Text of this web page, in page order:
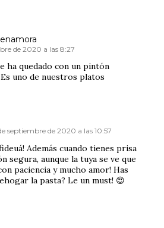
de 2020 a las 8:27
ha quedado con un pintón
uno de nuestros platos
septiembre de 2020 a las 10:57
Además cuando tienes prisa
segura, aunque la tuya se ve que
paciencia y mucho amor! Has
la pasta? Le un must! 😍